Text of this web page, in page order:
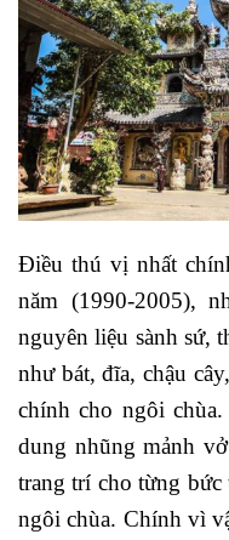
Điều thú vị nhất
năm (1990-2005),
nguyên liệu sành sứ,
như bát, đĩa, chậu
chính cho ngôi
dung nhũng mảnh
trang trí cho từng bức
ngôi chùa. Chính vì